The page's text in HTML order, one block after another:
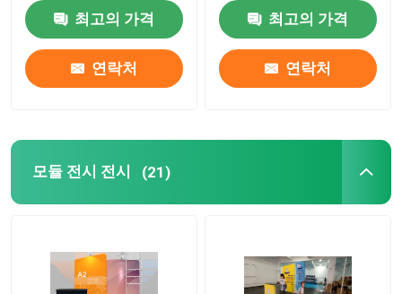
야외 캐노피 텐트
거래는 부스 벽을 보여줍니다
무역 전시회 표 투척
백리트 배경
최고의 가격
연락처
최고의 가격
연락처
모듈 전시 전시 (21)